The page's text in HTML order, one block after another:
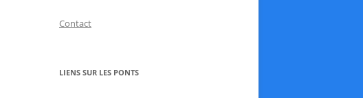
Contact
LIENS SUR LES PONTS